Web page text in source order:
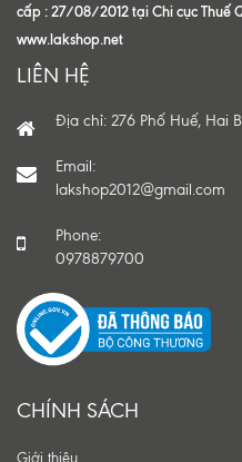
cấp : 27/08/2012 tại Chi cục Thuế
www.lakshop.net
LIÊN HỆ
Địa chỉ: 276 Phố Huế, Hai
Email:
lakshop2012@gmail.com
Phone:
0978879700
CHÍNH SÁCH
Giới thiệu